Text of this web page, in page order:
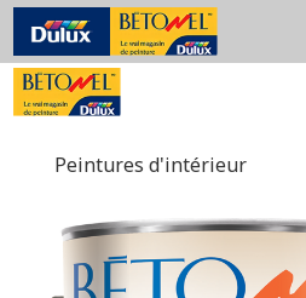
Peintures d'intérieur